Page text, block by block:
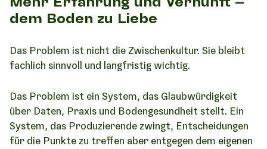
dem Boden zu Liebe
Das Problem ist nicht die Zwischenkultur. Sie bleibt
fachlich sinnvoll und langfristig wichtig.
Das Problem ist ein System, das Glaubwürdigkeit
über Daten, Praxis und Bodengesundheit stellt. Ein
System, das Produzierende zwingt, Entscheidungen
für die Punkte zu treffen aber entgegen dem eigenen